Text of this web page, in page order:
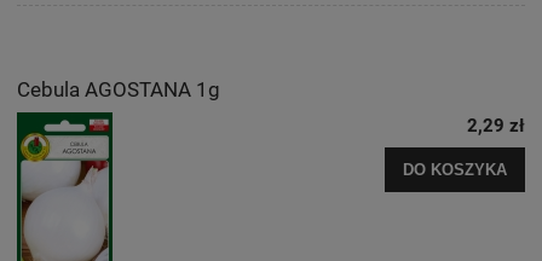
Cebula AGOSTANA 1g
2,29 zł
DO KOSZYKA